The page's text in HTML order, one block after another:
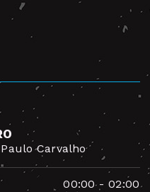
Carvalho
00:00- 02:00